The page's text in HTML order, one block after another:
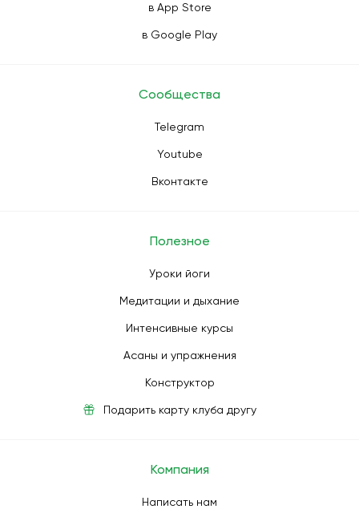
в App Store
в Google Play
Сообщества
Telegram
Youtube
Вконтакте
Полезное
Уроки йоги
Медитации и дыхание
Интенсивные курсы
Асаны и упражнения
Конструктор
Подарить карту клуба другу
Компания
Написать нам